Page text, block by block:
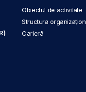
Obiectul de activitate
Structura
Carieră